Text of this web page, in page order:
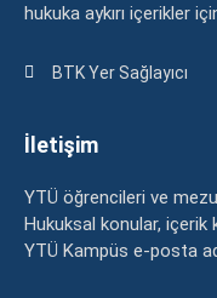
hukuka aykırı içerikler
BTK Yer Sağlayıcı
İletişim
YTÜ öğrencileri ve
Hukuksal konular, içerik
YTÜ Kampüs e-posta